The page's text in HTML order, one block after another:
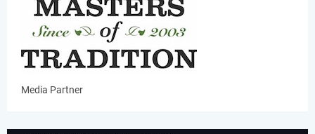
Media Partner